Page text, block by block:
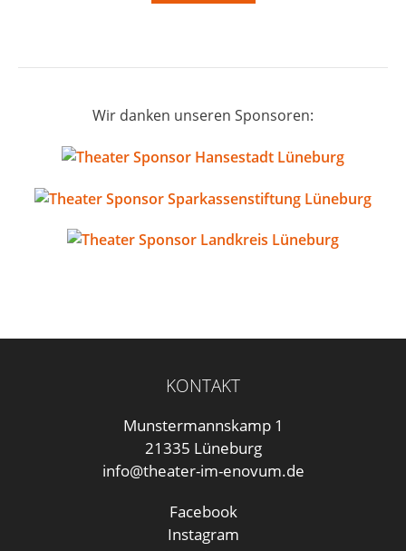
Wir danken unseren Sponsoren:
KONTAKT
Munstermannskamp 1
21335 Lüneburg
info@theater-im-enovum.de
Facebook
Instagram